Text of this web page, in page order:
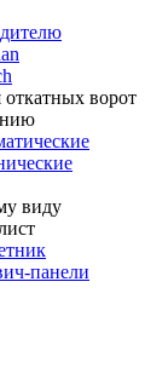
виду
панели